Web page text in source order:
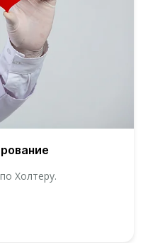
Холтеру.